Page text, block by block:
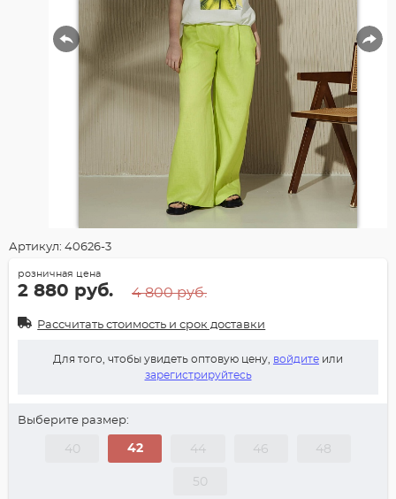
Артикул: 40626-3
розничная цена
2 880 руб. 4 800 руб.
Рассчитать стоимость и срок доставки
Для того, чтобы увидеть оптовую цену, войдите или
зарегистрируйтесь
Выберите размер:
40 42 44 46 48
50